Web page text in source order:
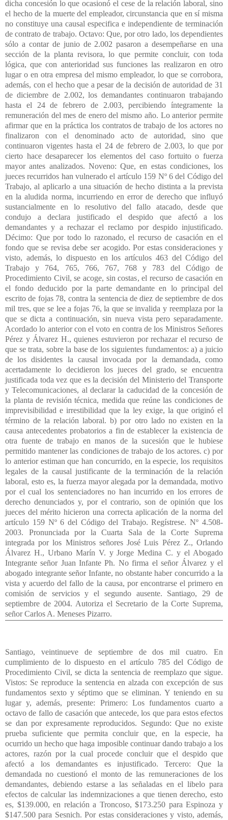
Santiago, veintinueve de septiembre de dos mil cuatro. En
cumplimiento de lo dispuesto en el artículo 785 del Código de
Procedimiento Civil, se dicta la sentencia de reemplazo que sigue.
Vistos: Se reproduce la sentencia en alzada con excepción de sus
fundamentos sexto y séptimo que se eliminan. Y teniendo en su
lugar y, además, presente: Primero: Los fundamentos cuarto a
octavo de fallo de casación que antecede, los que para estos efectos
se dan por expresamente reproducidos. Segundo: Que no existe
prueba suficiente que permita concluir que, en la especie, ha
ocurrido un hecho que haga imposible continuar dando trabajo a los
actores, razón por la cual procede concluir que el despido que
afectó a los demandantes es injustificado. Tercero: Que la
demandada no cuestionó el monto de las remuneraciones de los
demandantes, debiendo estarse a las señaladas en el libelo para
efectos de calcular las indemnizaciones a que tienen derecho, esto
es, $139.000, en relación a Troncoso, $173.250 para Espinoza y
$147.500 para Sesnich. Por estas consideraciones y visto, además,